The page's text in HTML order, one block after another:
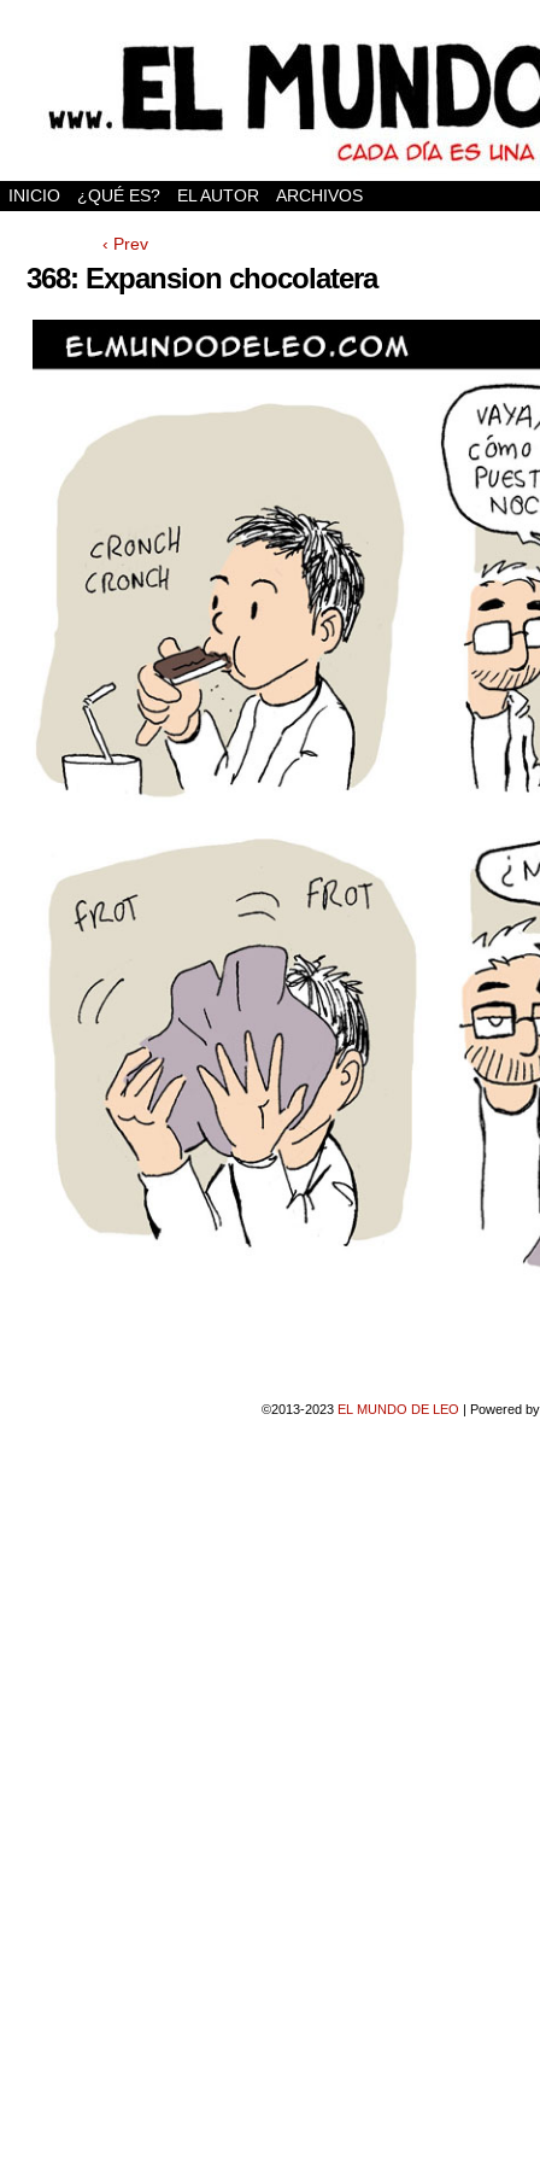
INICIO ¿QUÉ ES? EL AUTOR ARCHIVOS
‹ Prev
368: Expansion chocolatera
©2013-2023 EL MUNDO DE LEO | Powered